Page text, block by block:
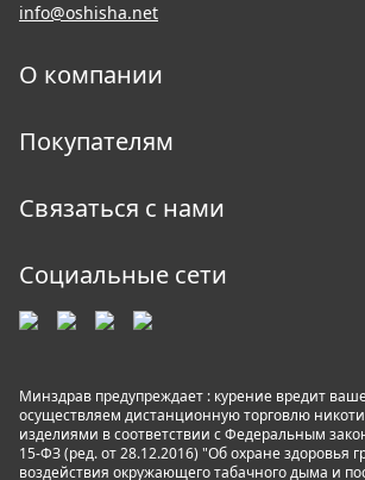
info@oshisha.net
О компании
Покупателям
Связаться с нами
Социальные сети
Минздрав предупреждает : курение вредит
осуществляем дистанционную торговлю
изделиями в соответствии с Федеральным
15-ФЗ (ред. от 28.12.2016) "Об охране здоровья
воздействия окружающего табачного дыма и